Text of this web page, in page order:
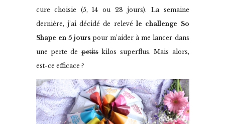
cure choisie (5, 14 ou 28 jours). La semaine
dernière, j’ai décidé de relevé le challenge So
Shape en 5 jourspour m’aider à me lancer dans
une perte depetitskilos superflus. Mais alors,
est-ce efficace ?